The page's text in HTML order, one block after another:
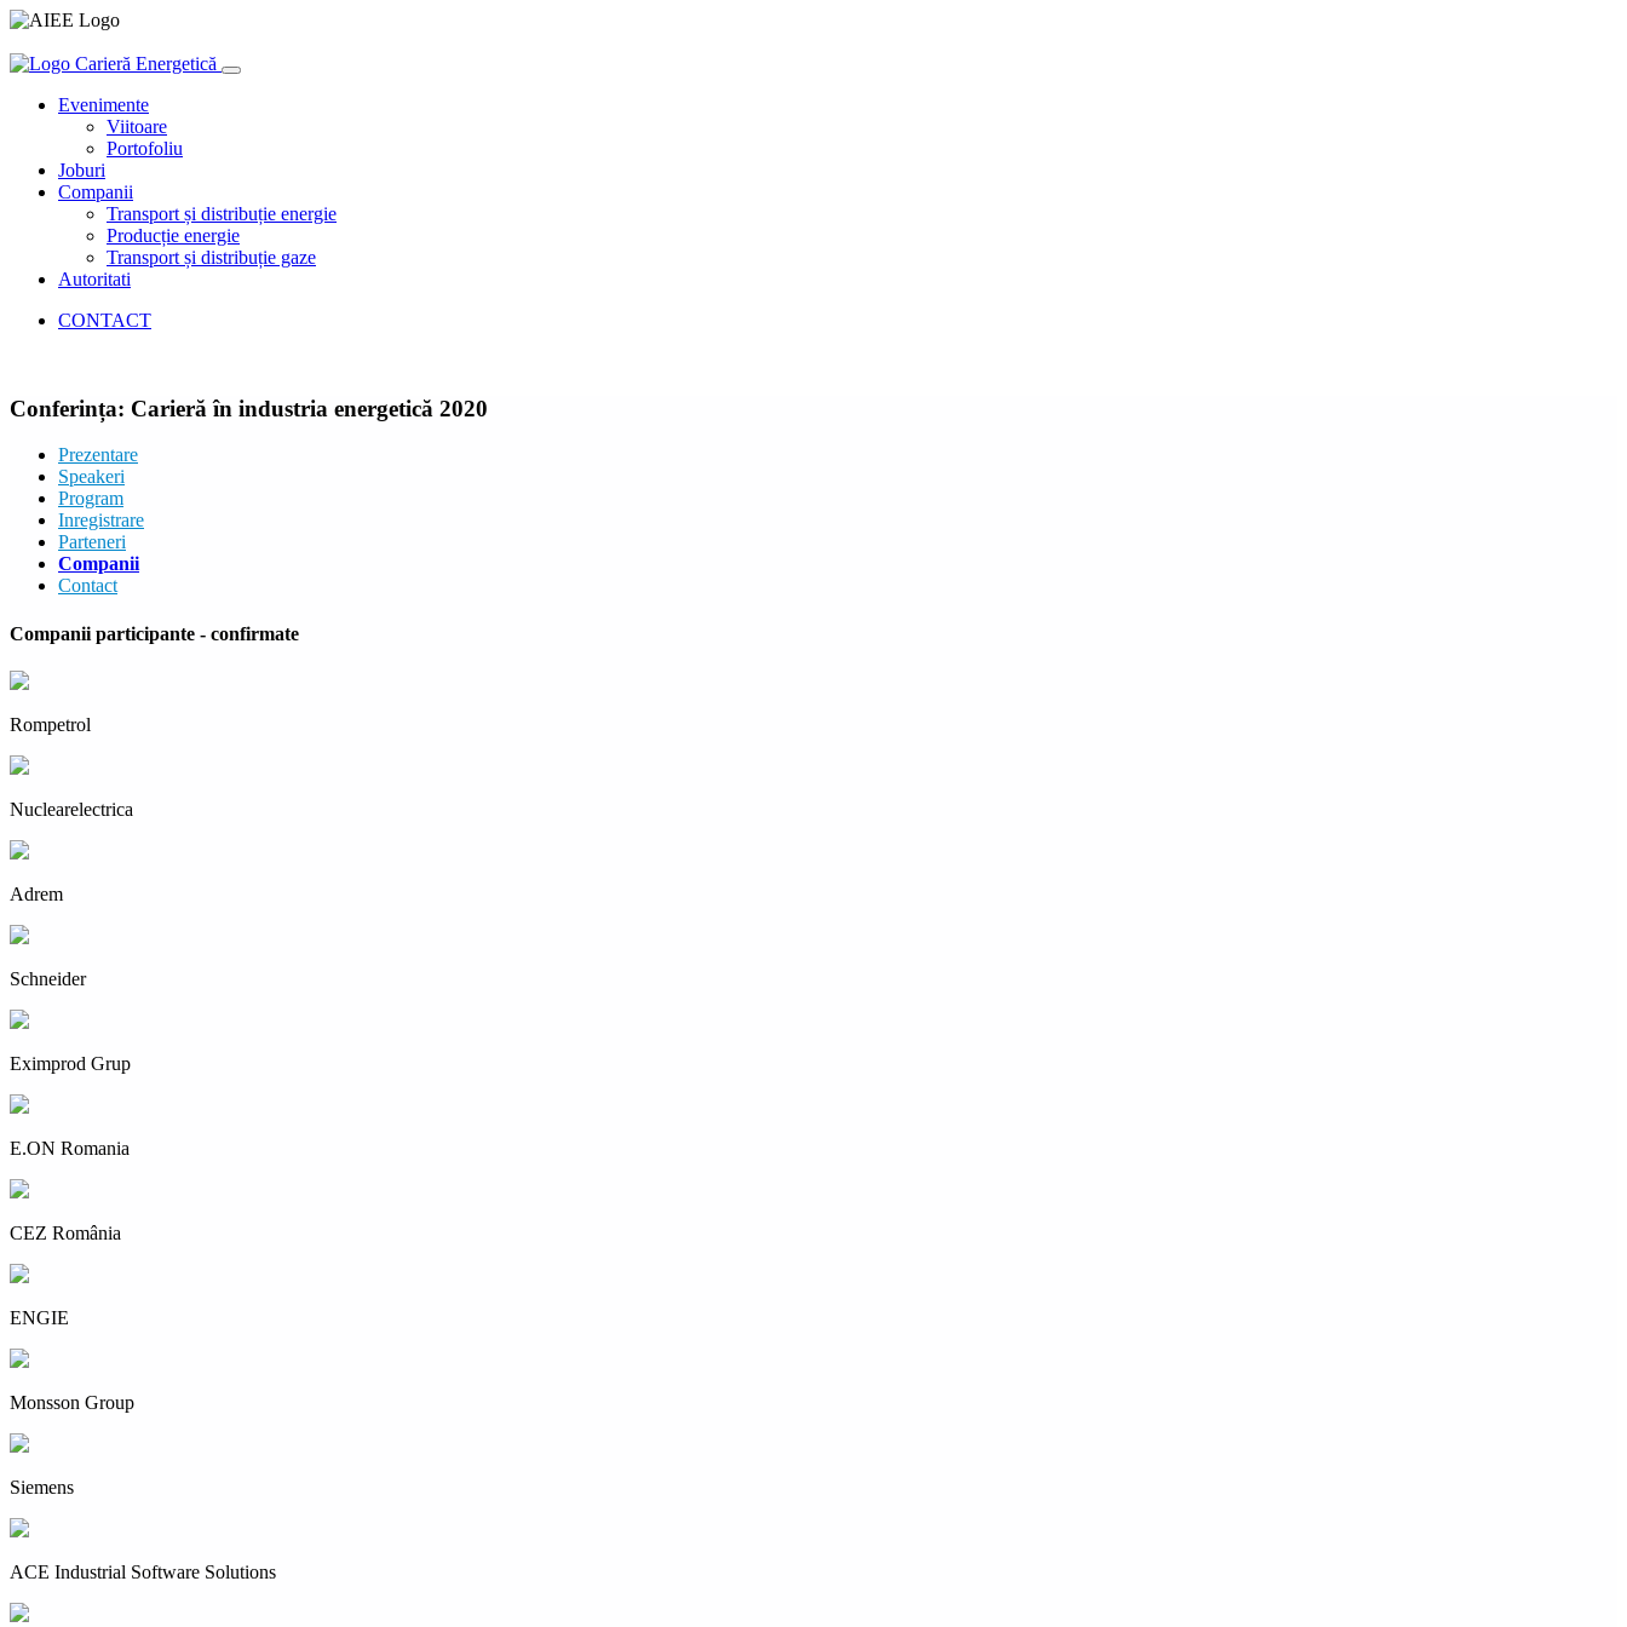
Carieră Energetică
Evenimente
Viitoare
Portofoliu
Joburi
Companii
Transport și distribuție energie
Producție energie
Transport și distribuție gaze
Autoritati
CONTACT
Conferința: Carieră în industria energetică 2020
Prezentare
Speakeri
Program
Inregistrare
Parteneri
Companii
Contact
Companii participante - confirmate
Rompetrol
Nuclearelectrica
Adrem
Schneider
Eximprod Grup
E.ON Romania
CEZ România
ENGIE
Monsson Group
Siemens
ACE Industrial Software Solutions